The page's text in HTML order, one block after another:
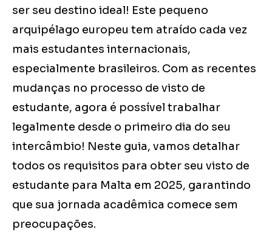
ser seu destino ideal! Este pequeno
arquipélago europeu tem atraído cada vez
mais estudantes internacionais,
especialmente brasileiros. Com as recentes
mudanças no processo de visto de
estudante, agora é possível trabalhar
legalmente desde o primeiro dia do seu
intercâmbio! Neste guia, vamos detalhar
todos os requisitos para obter seu visto de
estudante para Malta em 2025, garantindo
que sua jornada acadêmica comece sem
preocupações.